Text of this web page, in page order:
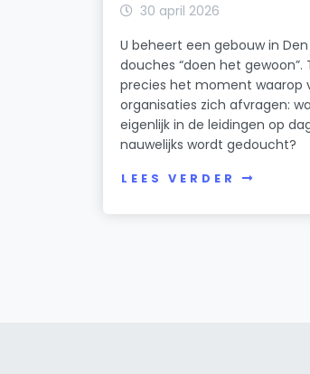
30 april 2026
U beheert een gebouw in
douches “doen het gewoon”.
precies het moment waarop
organisaties zich afvragen:
eigenlijk in de leidingen op
nauwelijks wordt gedoucht?
LEES VERDER